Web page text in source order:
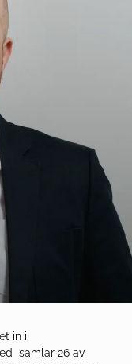
in i
samlar 26 av